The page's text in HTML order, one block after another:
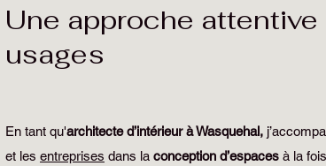
Une approche attentive
usages
En tant qu'architecte d’intérieur à Wasquehal,
et les entreprises dans la conception d’espaces à la